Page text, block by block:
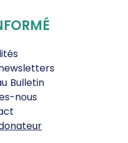
Bulletin
nous